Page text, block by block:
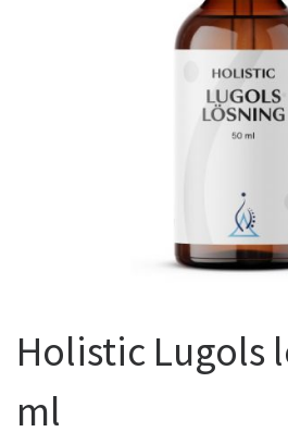
Holistic Lugols
ml